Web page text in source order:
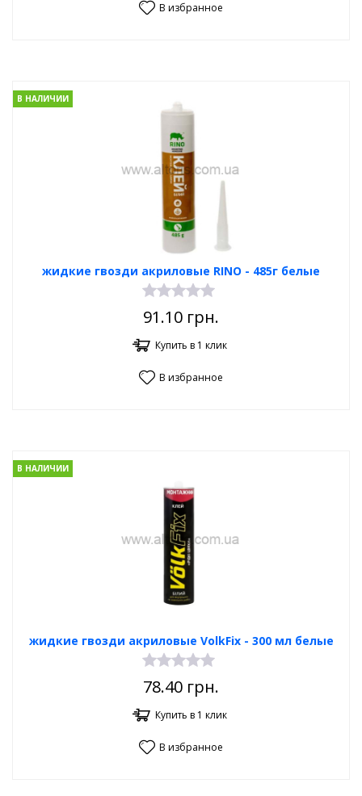
В избранное
жидкие гвозди акриловые RINO - 485г белые
В НАЛИЧИИ
91.10 грн.
Купить в 1 клик
В избранное
жидкие гвозди акриловые VolkFix - 300 мл белые
В НАЛИЧИИ
78.40 грн.
Купить в 1 клик
В избранное